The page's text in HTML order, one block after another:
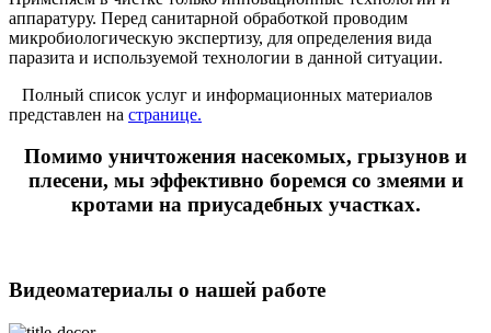
аппаратуру. Перед санитарной обработкой проводим
микробиологическую экспертизу, для определения вида
паразита и используемой технологии в данной ситуации.
Полный список услуг и информационных материалов
представлен на странице.
Помимо уничтожения насекомых, грызунов и
плесени, мы эффективно боремся со змеями и
кротами на приусадебных участках.
Видеоматериалы о нашей работе